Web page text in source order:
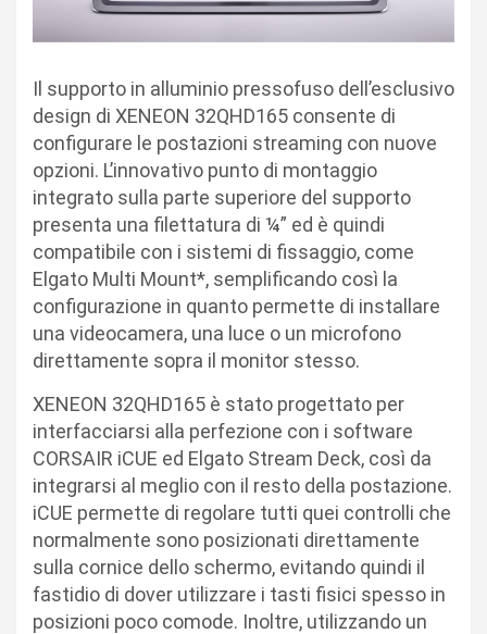
Il supporto in alluminio pressofuso dell’esclusivo
design di XENEON 32QHD165 consente di
configurare le postazioni streaming con nuove
opzioni. L’innovativo punto di montaggio
integrato sulla parte superiore del supporto
presenta una filettatura di ¼” ed è quindi
compatibile con i sistemi di fissaggio, come
Elgato Multi Mount*, semplificando così la
configurazione in quanto permette di installare
una videocamera, una luce o un microfono
direttamente sopra il monitor stesso.
XENEON 32QHD165 è stato progettato per
interfacciarsi alla perfezione con i software
CORSAIR iCUE ed Elgato Stream Deck, così da
integrarsi al meglio con il resto della postazione.
iCUE permette di regolare tutti quei controlli che
normalmente sono posizionati direttamente
sulla cornice dello schermo, evitando quindi il
fastidio di dover utilizzare i tasti fisici spesso in
posizioni poco comode. Inoltre, utilizzando un